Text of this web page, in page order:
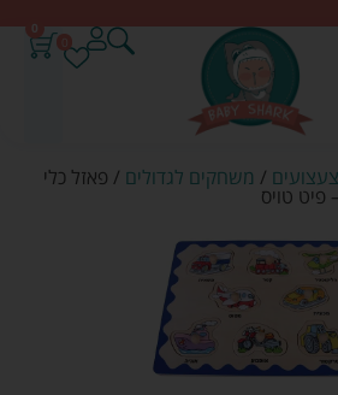
0
/ משחקים לגדולים / פאזל כלי